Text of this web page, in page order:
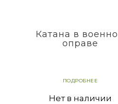
Катана в
оправе
ПОДРОБНЕЕ
Нет в наличии